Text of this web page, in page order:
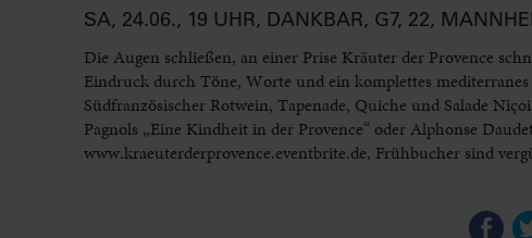
SA, 24.06., 19 UHR, DANKBAR, G7, 22,
Die Augen schließen, an einer Prise Kräuter der Provence
Eindruck durch Töne, Worte und ein komplettes
Südfranzösischer Rotwein, Tapenade, Quiche und Salade
Pagnols „Eine Kindheit in der Provence“ oder Alphonse
www.kraeuterderprovence.eventbrite.de, Frühbucher sind